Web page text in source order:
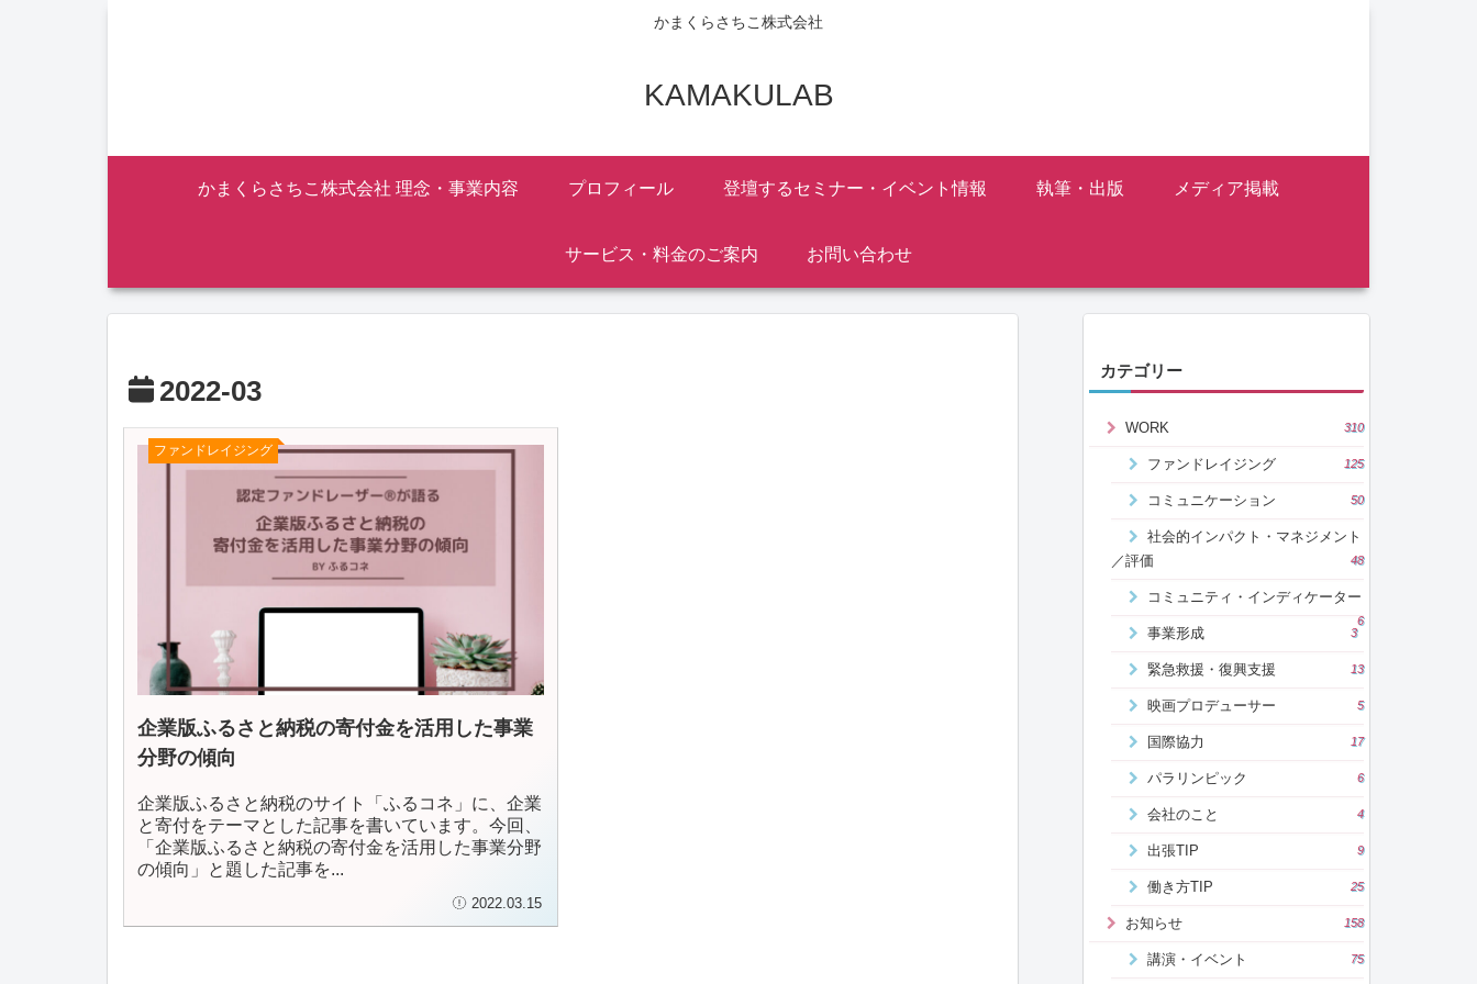
かまくらさちこ株式会社
KAMAKULAB
かまくらさちこ株式会社 理念・事業内容 プロフィール 登壇するセミナー・イベント情報 執筆・出版 メディア掲載
サービス・料金のご案内 お問い合わせ
2022-03
ファンドレイジング
企業版ふるさと納税の寄付金を活用した事業
分野の傾向
企業版ふるさと納税のサイト「ふるコネ」に、企業
と寄付をテーマとした記事を書いています。今回、
「企業版ふるさと納税の寄付金を活用した事業分野
の傾向」と題した記事を...
2022.03.15
カテゴリー
WORK 310
ファンドレイジング 125
コミュニケーション 50
社会的インパクト・マネジメント
／評価
48
コミュニティ・インディケーター
6
事業形成 3
緊急救援・復興支援 13
映画プロデューサー 5
国際協力 17
パラリンピック 6
会社のこと 4
出張TIP 9
働き方TIP 25
お知らせ 158
講演・イベント 75